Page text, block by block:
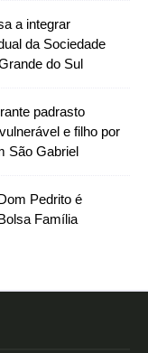
a integrar
da Sociedade
do Sul
padrasto
e filho por
São Gabriel
Pedrito é
Família